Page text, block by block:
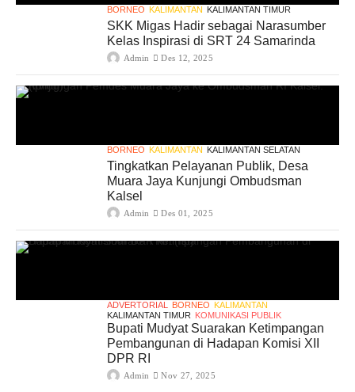
BORNEO KALIMANTAN KALIMANTAN TIMUR
SKK Migas Hadir sebagai Narasumber
Kelas Inspirasi di SRT 24 Samarinda
Admin Des 12, 2025
BORNEO KALIMANTAN KALIMANTAN SELATAN
Tingkatkan Pelayanan Publik, Desa
Muara Jaya Kunjungi Ombudsman
Kalsel
Admin Des 01, 2025
ADVERTORIAL BORNEO KALIMANTAN
KALIMANTAN TIMUR KOMUNIKASI PUBLIK
Bupati Mudyat Suarakan Ketimpangan
Pembangunan di Hadapan Komisi XII
DPR RI
Admin Nov 27, 2025